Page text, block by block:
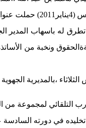
ممثلون عن
،تطرق له باسهاب
ونخبة من
،بالمديرية
التلقائي لمجموعة من
في دورته